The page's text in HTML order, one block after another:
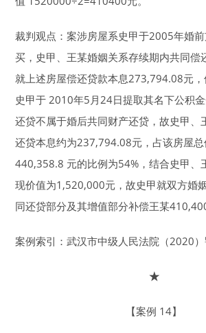
裁判观点：案涉房屋系史甲于2005年婚
买，史甲、王某婚姻关系存续期内共同偿
就上述房屋偿还贷款本息273,794.08元
史甲于 2010年5月24日提取其名下公积
还贷不属于婚后共同财产还贷，故史甲、
还贷本息约为237,794.08元，占该房屋
440,358.8 元的比例为54%，结合史甲、
现价值为1,520,000元，故史甲就双方婚
同还贷部分及其增值部分补偿王某410,400
案例索引：武汉市中级人民法院（2020
★
【案例 14】